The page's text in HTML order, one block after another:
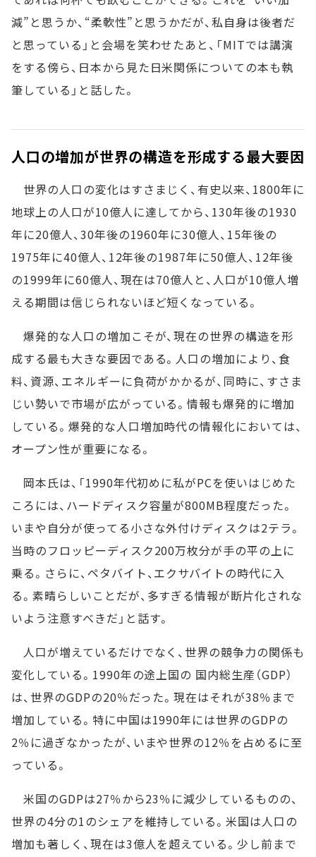
減”と思うか、“柔軟性”と思うかだが、私自身は後者だ
と思っている」と会場を笑わせたあと、「MITでは講演
をする傍ら、日本から見た日米関係についての本も執
筆している」と話した。
人口の増加が世界の構造を形成する最大要因
世界の人口の変化はすさまじく、有史以来、1800年に
地球上の人口が10億人に達してから、130年後の1930
年に20億人、30年後の1960年に30億人、15年後の
1975年に40億人、12年後の1987年に50億人、12年後
の1999年に60億人、現在は70億人と、人口が10億人増
える期間は信じられないほど短くなっている。
爆発的な人口の増加こそが、現在の世界の構造を形
成する最も大きな要因である。人口の増加により、食
料、資源、エネルギーに負荷がかかるが、同時に、すさま
じい勢いで市場が広がっている。情報も爆発的に増加
している。爆発的な人口増加時代の情報化においては、
オープン性が重要になる。
岡本氏は、「1990年代初めに私がPCを使いはじめた
ころには、ハードディスク容量が800MB程度だった。
いまや自分が使ってる小さな外付けディスクは2テラ。
当時のフロッピーディスク200万枚分が手の平の上に
乗る。さらに、ペタバイト、エクサバイトの時代に入
る。素晴らしいことだが、多すぎる情報が断片化されな
いよう注意すべきだ」と話す。
人口が増えているだけでなく、世界の競争力の関係も
変化している。1990年の途上国の 国内総生産（GDP）
は、世界のGDPの20％だった。現在はそれが38％まで
増加している。特に中国は1990年には世界のGDPの
2％に過ぎなかったが、いまや世界の12％を占めるに至
っている。
米国のGDPは27％から23％に減少しているものの、
世界の4分の1のシェアを維持している。米国は人口の
増加も著しく、現在は3億人を超えている。少し前まで